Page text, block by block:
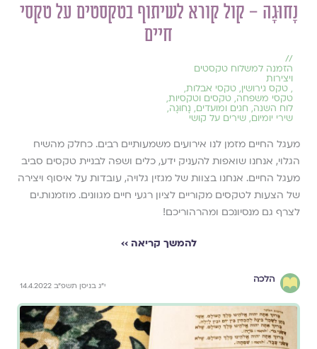
נָחוּגָה – קול קורא לשיתוף בטקסטים על טקסי
חיים
//
הזמנה למשלוח טקסטים
ויצירות
, טקס גירושין, טקסי אבלות,
טקסי משפחה, טקסים וטקסיות,
לוח השנה, חגים ומועדים, נָחוּגָה,
שירי יומיום, שירים על קושי
מעגל החיים מזמן לנו אירועים משמעותיים רבים. כחלק מהשיח
הגלוי, אנחנו שואפות להעניק ידע, כלים ושפה לבניית טקסים סביב
מעגל החיים. אנחנו בצוות של מגזין גלויה, עובדות על איסוף ויצירה
של הצעות לטקסים מקוריים לציון רגעי חיים מגוונים. מוזמנות.ים
לצרף גם מנסיונכם ומהרהוריכם!
להמשך קריאה ››
הלכה
י״ג בניסן תשפ״ב 14.4.2022